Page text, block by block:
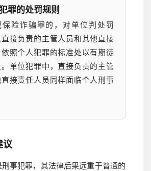
罪的处罚规则
保险诈骗罪的，对单位判处罚
接负责的主管人员和其他直接
照个人犯罪的标准处以有期徒
单位犯罪中，直接负责的主管
接责任人员同样面临个人刑事
议
刑事犯罪，其法律后果远重于普通的